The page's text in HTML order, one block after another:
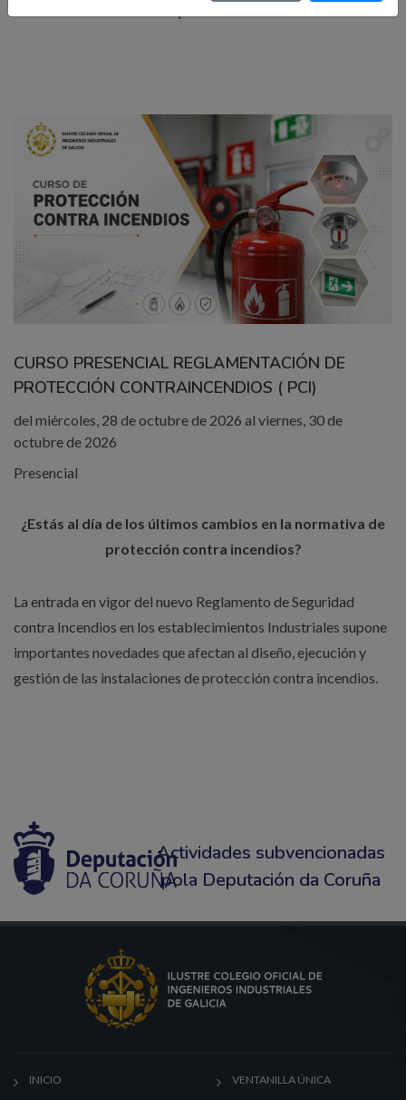
CURSO PRESENCIAL REGLAMENTACIÓN DE
PROTECCIÓN CONTRAINCENDIOS ( PCI)
del miércoles, 28 de octubre de 2026 al viernes, 30 de
octubre de 2026
Presencial
¿Estás al día de los últimos cambios en la normativa de
protección contra incendios?
La entrada en vigor del nuevo Reglamento de Seguridad
contra Incendios en los establecimientos Industriales supone
importantes novedades que afectan al diseño, ejecución y
gestión de las instalaciones de protección contra incendios.
Actividades subvencionadas
pola Deputación da Coruña
INICIO
VENTANILLA ÚNICA